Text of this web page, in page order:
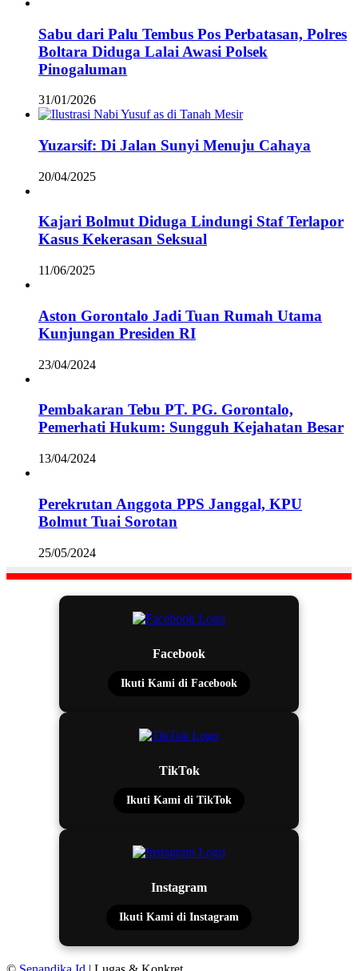
Sabu dari Palu Tembus Pos Perbatasan, Polres
Boltara Diduga Lalai Awasi Polsek
Pinogaluman
31/01/2026
Yuzarsif: Di Jalan Sunyi Menuju Cahaya
20/04/2025
Kajari Bolmut Diduga Lindungi Staf Terlapor
Kasus Kekerasan Seksual
11/06/2025
Aston Gorontalo Jadi Tuan Rumah Utama
Kunjungan Presiden RI
23/04/2024
Pembakaran Tebu PT. PG. Gorontalo,
Pemerhati Hukum: Sungguh Kejahatan Besar
13/04/2024
Perekrutan Anggota PPS Janggal, KPU
Bolmut Tuai Sorotan
25/05/2024
Facebook
Ikuti Kami di Facebook
TikTok
Ikuti Kami di TikTok
Instagram
Ikuti Kami di Instagram